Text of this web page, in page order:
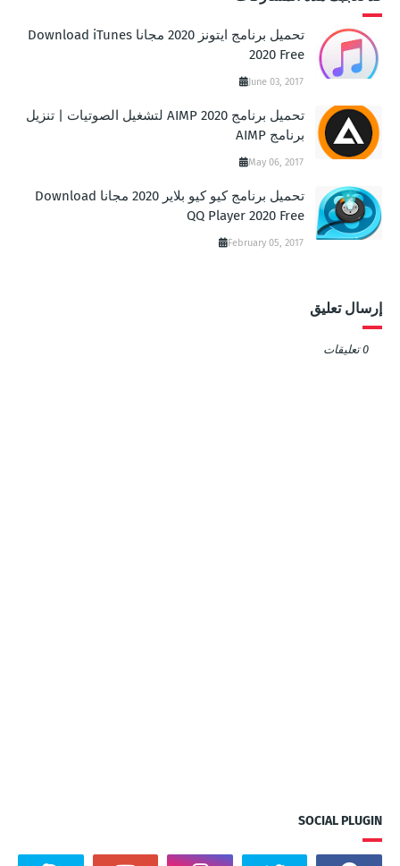
تحميل برنامج ايتونز 2020 مجانا Download iTunes
2020 Free
June 03, 2017
تحميل برنامج AIMP 2020 لتشغيل الصوتيات | تنزيل
برنامج AIMP
May 06, 2017
تحميل برنامج كيو كيو بلاير 2020 مجانا Download
QQ Player 2020 Free
February 05, 2017
إرسال تعليق
0 تعليقات
SOCIAL PLUGIN